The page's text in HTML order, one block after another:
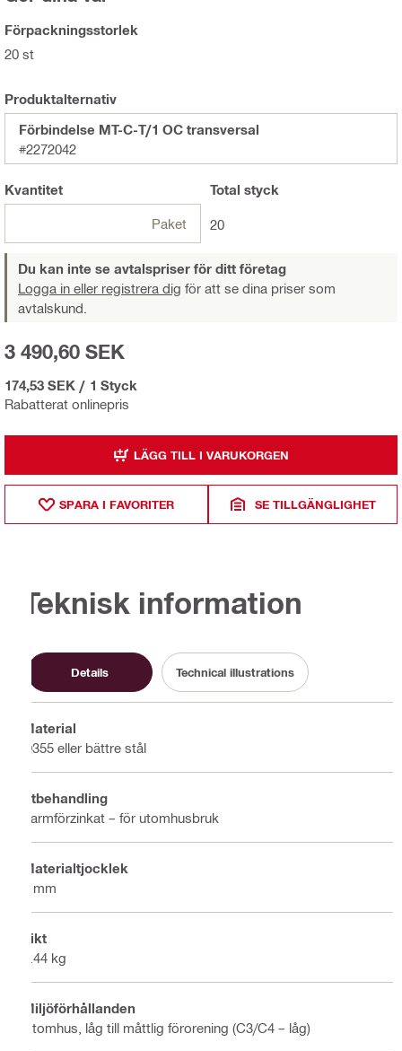
Förpackningsstorlek
20 st
Produktalternativ
Förbindelse MT-C-T/1 OC transversal
#2272042
Kvantitet
Paket
Total styck
20
Du kan inte se avtalspriser för ditt företag
Logga in eller registrera dig för att se dina priser som
avtalskund.
Rabatterat onlinepris
3 490,60 SEK
174,53 SEK / 1 Styck
LÄGG TILL I VARUKORGEN
SPARA I FAVORITER SE TILLGÄNGLIGHET
Teknisk information
Details Technical illustrations
Material
Q355 eller bättre stål
Ytbehandling
Varmförzinkat – för utomhusbruk
Materialtjocklek
6 mm
Vikt
0.44 kg
Miljöförhållanden
Utomhus, låg till måttlig förorening (C3/C4 – låg)